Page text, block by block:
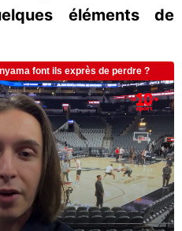
éléments de